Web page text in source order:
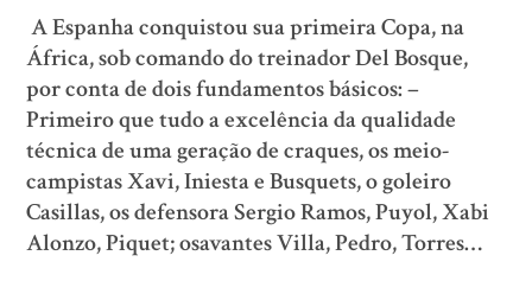
A Espanha conquistou sua primeira Copa, na
África, sob comando do treinador Del Bosque,
por conta de dois fundamentos básicos: –
Primeiro que tudo a excelência da qualidade
técnica de uma geração de craques, os meio-
campistas Xavi, Iniesta e Busquets, o goleiro
Casillas, os defensora Sergio Ramos, Puyol, Xabi
Alonzo, Piquet; osavantes Villa, Pedro, Torres…